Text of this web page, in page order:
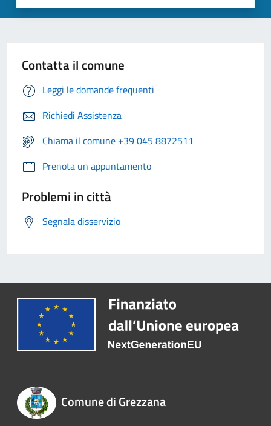
Contatta il comune
Leggi le domande frequenti
Richiedi Assistenza
Chiama il comune +39 045 8872511
Prenota un appuntamento
Problemi in città
Segnala disservizio
Comune di Grezzana